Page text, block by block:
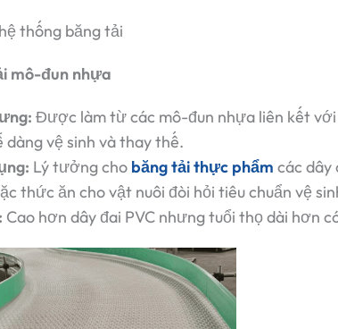
thống băng tải
mô-đun nhựa
Được làm từ các mô-đun nhựa liên kết
dàng vệ sinh và thay thế.
Lý tưởng cho băng tải thực phẩm các dây
thức ăn cho vật nuôi đòi hỏi tiêu chuẩn vệ
Cao hơn dây đai PVC nhưng tuổi thọ dài hơn